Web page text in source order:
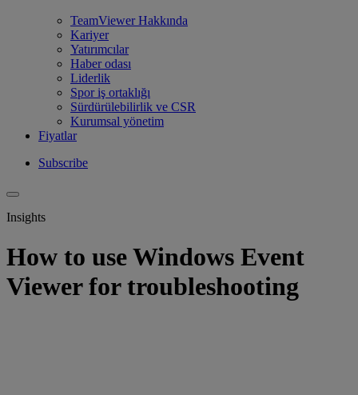
TeamViewer Hakkında
Kariyer
Yatırımcılar
Haber odası
Liderlik
Spor iş ortaklığı
Sürdürülebilirlik ve CSR
Kurumsal yönetim
Fiyatlar
Subscribe
Insights
How to use Windows Event
Viewer for troubleshooting